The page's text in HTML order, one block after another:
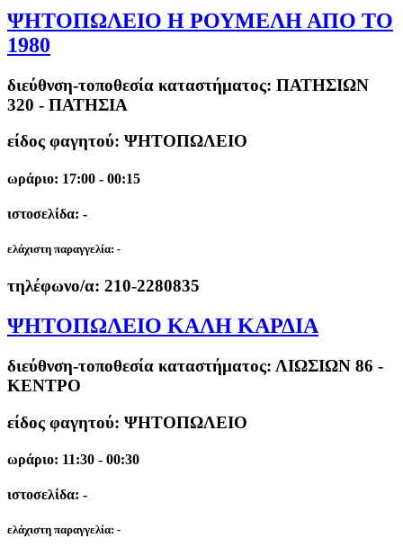
ΨΗΤΟΠΩΛΕΙΟ Η ΡΟΥΜΕΛΗ ΑΠΟ ΤΟ
1980
διεύθνση-τοποθεσία καταστήματος: ΠΑΤΗΣΙΩΝ
320 - ΠΑΤΗΣΙΑ
είδος φαγητού: ΨΗΤΟΠΩΛΕΙΟ
ωράριο: 17:00 - 00:15
ιστοσελίδα: -
ελάχιστη παραγγελία: -
τηλέφωνο/α: 210-2280835
ΨΗΤΟΠΩΛΕΙΟ ΚΑΛΗ ΚΑΡΔΙΑ
διεύθνση-τοποθεσία καταστήματος: ΛΙΩΣΙΩΝ 86 -
ΚΕΝΤΡΟ
είδος φαγητού: ΨΗΤΟΠΩΛΕΙΟ
ωράριο: 11:30 - 00:30
ιστοσελίδα: -
ελάχιστη παραγγελία: -